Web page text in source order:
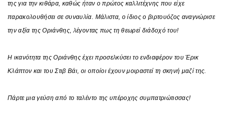
της για την κιθάρα, καθώς ήταν ο πρώτος καλλιτέχνης που είχε
παρακολουθήσει σε συναυλία. Μάλιστα, ο ίδιος ο βιρτουόζος αναγνώρισε
την αξία της Οριάνθης, λέγοντας πως τη θεωρεί διάδοχό του!
Η ικανότητα της Οριάνθης έχει προσελκύσει το ενδιαφέρον του Έρικ
Κλάπτον και του Στιβ Βάι, οι οποίοι έχουν μοιραστεί τη σκηνή μαζί της.
Πάρτε μια γεύση από το ταλέντο της υπέροχης συμπατριώτισσας!